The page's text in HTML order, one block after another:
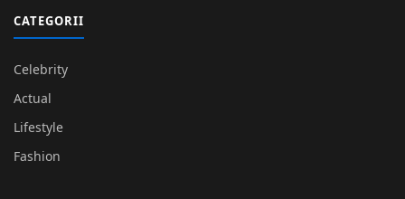
CATEGORII
Celebrity
Actual
Lifestyle
Fashion